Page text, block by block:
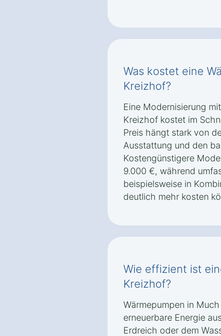
Was kostet eine
Kreizhof?
Eine Modernisierung
Kreizhof kostet im
Preis hängt stark von
Ausstattung und den
Kostengünstigere
9.000 €, während
beispielsweise in
deutlich mehr kosten
Wie effizient ist
Kreizhof?
Wärmepumpen in
erneuerbare Energie
Erdreich oder dem